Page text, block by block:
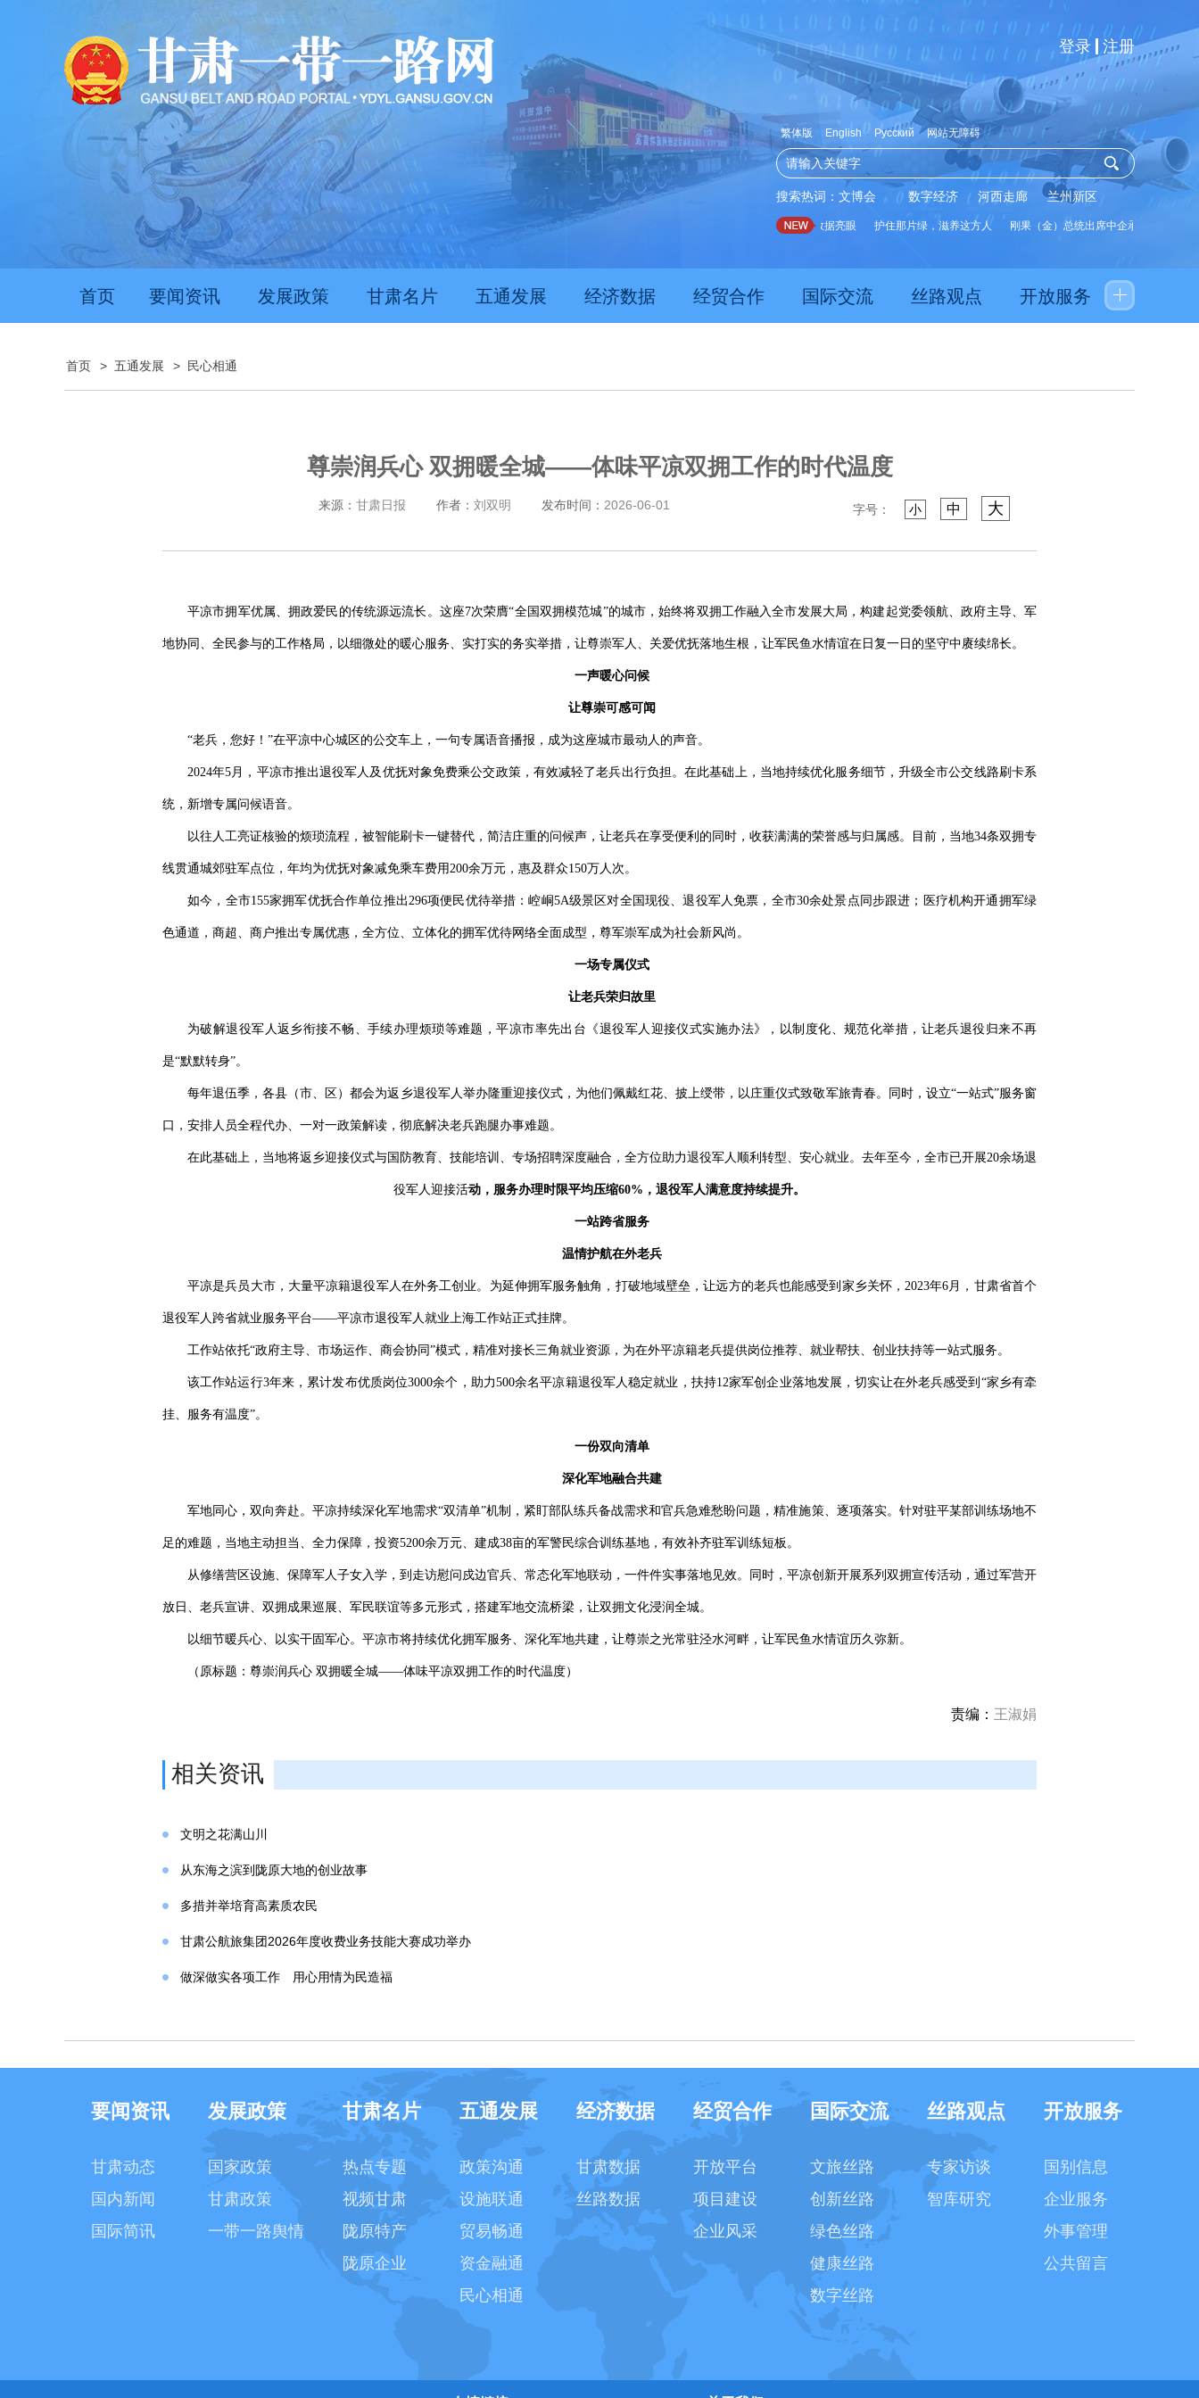
登录 注册
繁体版 English Русский 网站无障碍
搜索热词： 文博会 数字经济 河西走廊 兰州新区
推动经济持续向新向优向好发展 甘肃上半年新质生产力发展数据亮眼 护住那片绿，滋养这方人 刚果（金）总统出席中企承建水厂启用仪
首页 要闻资讯 发展政策 甘肃名片 五通发展 经济数据 经贸合作 国际交流 丝路观点 开放服务
首页 > 五通发展 > 民心相通
尊崇润兵心 双拥暖全城——体味平凉双拥工作的时代温度
来源： 甘肃日报 作者： 刘双明 发布时间： 2026-06-01 字号： 小 中 大
平凉市拥军优属、拥政爱民的传统源远流长。这座7次荣膺“全国双拥模范城”的城市，始终将双拥工作融入全市发展大局，构建起党委领航、政府主导、军
地协同、全民参与的工作格局，以细微处的暖心服务、实打实的务实举措，让尊崇军人、关爱优抚落地生根，让军民鱼水情谊在日复一日的坚守中赓续绵长。
一声暖心问候
让尊崇可感可闻
“老兵，您好！”在平凉中心城区的公交车上，一句专属语音播报，成为这座城市最动人的声音。
2024年5月，平凉市推出退役军人及优抚对象免费乘公交政策，有效减轻了老兵出行负担。在此基础上，当地持续优化服务细节，升级全市公交线路刷卡系
统，新增专属问候语音。
以往人工亮证核验的烦琐流程，被智能刷卡一键替代，简洁庄重的问候声，让老兵在享受便利的同时，收获满满的荣誉感与归属感。目前，当地34条双拥专
线贯通城郊驻军点位，年均为优抚对象减免乘车费用200余万元，惠及群众150万人次。
如今，全市155家拥军优抚合作单位推出296项便民优待举措：崆峒5A级景区对全国现役、退役军人免票，全市30余处景点同步跟进；医疗机构开通拥军绿
色通道，商超、商户推出专属优惠，全方位、立体化的拥军优待网络全面成型，尊军崇军成为社会新风尚。
一场专属仪式
让老兵荣归故里
为破解退役军人返乡衔接不畅、手续办理烦琐等难题，平凉市率先出台《退役军人迎接仪式实施办法》，以制度化、规范化举措，让老兵退役归来不再
是“默默转身”。
每年退伍季，各县（市、区）都会为返乡退役军人举办隆重迎接仪式，为他们佩戴红花、披上绶带，以庄重仪式致敬军旅青春。同时，设立“一站式”服务窗
口，安排人员全程代办、一对一政策解读，彻底解决老兵跑腿办事难题。
在此基础上，当地将返乡迎接仪式与国防教育、技能培训、专场招聘深度融合，全方位助力退役军人顺利转型、安心就业。去年至今，全市已开展20余场退
役军人迎接活动，服务办理时限平均压缩60%，退役军人满意度持续提升。
一站跨省服务
温情护航在外老兵
平凉是兵员大市，大量平凉籍退役军人在外务工创业。为延伸拥军服务触角，打破地域壁垒，让远方的老兵也能感受到家乡关怀，2023年6月，甘肃省首个
退役军人跨省就业服务平台——平凉市退役军人就业上海工作站正式挂牌。
工作站依托“政府主导、市场运作、商会协同”模式，精准对接长三角就业资源，为在外平凉籍老兵提供岗位推荐、就业帮扶、创业扶持等一站式服务。
该工作站运行3年来，累计发布优质岗位3000余个，助力500余名平凉籍退役军人稳定就业，扶持12家军创企业落地发展，切实让在外老兵感受到“家乡有牵
挂、服务有温度”。
一份双向清单
深化军地融合共建
军地同心，双向奔赴。平凉持续深化军地需求“双清单”机制，紧盯部队练兵备战需求和官兵急难愁盼问题，精准施策、逐项落实。针对驻平某部训练场地不
足的难题，当地主动担当、全力保障，投资5200余万元、建成38亩的军警民综合训练基地，有效补齐驻军训练短板。
从修缮营区设施、保障军人子女入学，到走访慰问戍边官兵、常态化军地联动，一件件实事落地见效。同时，平凉创新开展系列双拥宣传活动，通过军营开
放日、老兵宣讲、双拥成果巡展、军民联谊等多元形式，搭建军地交流桥梁，让双拥文化浸润全城。
以细节暖兵心、以实干固军心。平凉市将持续优化拥军服务、深化军地共建，让尊崇之光常驻泾水河畔，让军民鱼水情谊历久弥新。
（原标题：尊崇润兵心 双拥暖全城——体味平凉双拥工作的时代温度）
责编： 王淑娟
相关资讯
文明之花满山川
从东海之滨到陇原大地的创业故事
多措并举培育高素质农民
甘肃公航旅集团2026年度收费业务技能大赛成功举办
做深做实各项工作 用心用情为民造福
要闻资讯
甘肃动态
国内新闻
国际简讯
发展政策
国家政策
甘肃政策
一带一路舆情
甘肃名片
热点专题
视频甘肃
陇原特产
陇原企业
五通发展
政策沟通
设施联通
贸易畅通
资金融通
民心相通
经济数据
甘肃数据
丝路数据
经贸合作
开放平台
项目建设
企业风采
国际交流
文旅丝路
创新丝路
绿色丝路
健康丝路
数字丝路
丝路观点
专家访谈
智库研究
开放服务
国别信息
企业服务
外事管理
公共留言